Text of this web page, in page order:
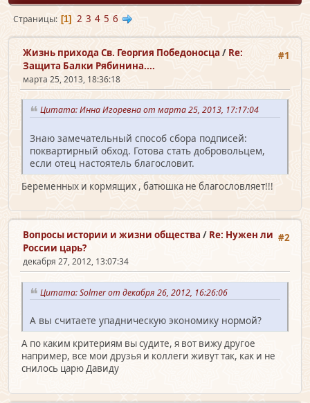
Страницы 1 2 3 4 5 6
#1
Жизнь прихода Св. Георгия Победоносца / Re:
Защита Балки Рябинина....
марта 25, 2013, 18:36:18
Цитата: Инна Игоревна от марта 25, 2013, 17:17:04
Знаю замечательный способ сбора подписей:
поквартирный обход. Готова стать добровольцем,
если отец настоятель благословит.
Беременных и кормящих , батюшка не благословляет!!!
#2
Вопросы истории и жизни общества / Re: Нужен ли
России царь?
декабря 27, 2012, 13:07:34
Цитата: Solmer от декабря 26, 2012, 16:26:06
А вы считаете упадническую экономику нормой?
А по каким критериям вы судите, я вот вижу другое
например, все мои друзья и коллеги живут так, как и не
снилось царю Давиду